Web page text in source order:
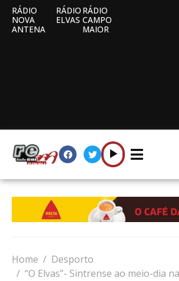
RÁDIO
NOVA
ANTENA
RÁDIO
ELVAS
RÁDIO
CAMPO
MAIOR
Home
Desporto
“O Elvas”- Sintrense ao meio-dia